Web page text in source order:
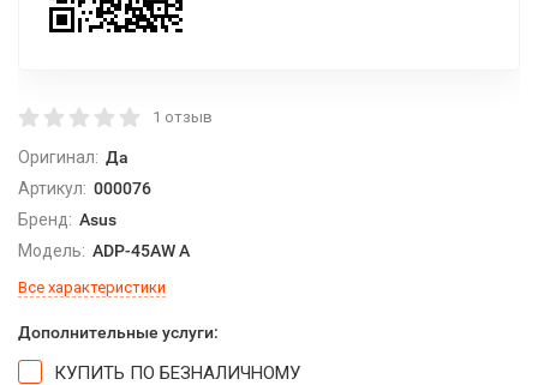
1 отзыв
Оригинал: Да
Артикул: 000076
Бренд: Asus
Модель: ADP-45AW A
Все характеристики
Дополнительные услуги:
КУПИТЬ ПО БЕЗНАЛИЧНОМУ